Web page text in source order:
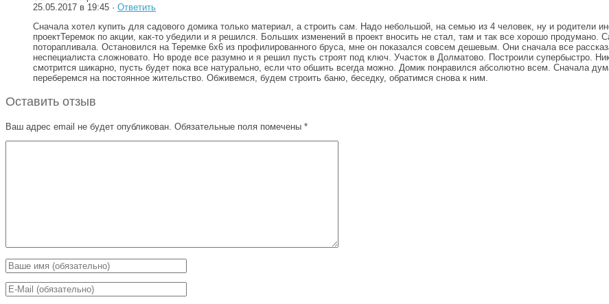
25.05.2017 в 19:45 · Ответить
Сначала хотел купить для садового домика только материал, а строить сам. Надо небольшой, на семью из 4 человек, ну и родители
проектТеремок по акции, как-то убедили и я решился. Больших изменений в проект вносить не стал, там и так все хорошо продумано.
поторапливала. Остановился на Теремке 6х6 из профилированного бруса, мне он показался совсем дешевым. Они сначала все
неспециалиста сложновато. Но вроде все разумно и я решил пусть строят под ключ. Участок в Долматово. Построили супербыстро.
смотрится шикарно, пусть будет пока все натурально, если что обшить всегда можно. Домик понравился абсолютно всем. Сначала
переберемся на постоянное жительство. Обживемся, будем строить баню, беседку, обратимся снова к ним.
Оставить отзыв
Ваш адрес email не будет опубликован. Обязательные поля помечены *